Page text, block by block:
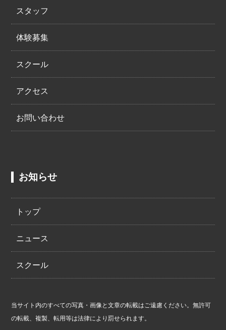
スタッフ
体験募集
スクール
アクセス
お問い合わせ
お知らせ
トップ
ニュース
スクール
当サイト内のすべての写真・画像と文章の転載はご遠慮ください。無許可
の転載、複製、転用等は法律により罰せられます。